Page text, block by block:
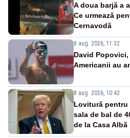
A doua barjă a
Ce urmează
Cernavodă
8 aug. 2026, 11:32
David
Americanii au
8 aug. 2026, 10:42
Lovitură pentru
sala de bal de
de la Casa Albă